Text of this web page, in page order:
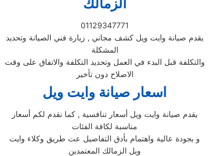
الزمالك
01129347771
يقدم صيانة وايت ويل كشف مجاني , زيارة فني الصيانة وتحديد
المشكلة
والتكلفة قبل البدء في العمل وتحديد التكلفة والاتفاق على وقت
الاصلاح دون تأخير
اسعار صيانة وايت ويل
يقدم صيانة وايت ويل أسعار تنافسية , كما نقدم لكم أسعار
مناسبة لكافة الفئات
و بجودة عالية واهتمام بأدق التفاصيل عت طريق وكلاء وايت
ويل الزمالك المعتمدين